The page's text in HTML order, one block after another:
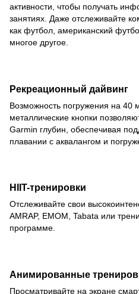
активности, чтобы получать
занятиях. Даже отслеживайте
как футбол, американский
многое другое.
Рекреационный дайвинг
Возможность погружения на 40
металлические кнопки
Garmin глубин, обеспечивая
плавании с аквалангом и
HIIT-тренировки
Отслеживайте свои
AMRAP, EMOM, Tabata или
программе.
Анимированные
Просматривайте на экране